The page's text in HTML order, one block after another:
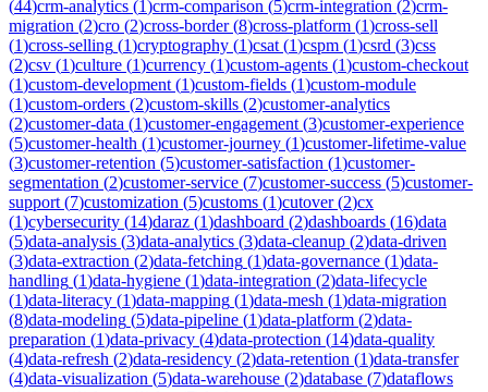
(44)crm-analytics (1)crm-comparison (5)crm-integration (2)crm-
migration (2)cro (2)cross-border(8)cross-platform (1)cross-sell
(1)cross-selling (1)cryptography (1)csat (1)cspm (1)csrd (3)css
(2)csv (1)culture (1)currency (1)custom-agents (1)custom-checkout
(1)custom-development (1)custom-fields (1)custom-module
(1)custom-orders (2)custom-skills (2)customer-analytics
(2)customer-data (1)customer-engagement (3)customer-experience
(5)customer-health (1)customer-journey (1)customer-lifetime-value
(3)customer-retention (5)customer-satisfaction (1)customer-
segmentation (2)customer-service (7)customer-success (5)customer-
support (7)customization (5)customs (1)cutover(2)cx
(1)cybersecurity (14)daraz (1)dashboard (2)dashboards (16)data
(5)data-analysis (3)data-analytics (3)data-cleanup (2)data-driven
(3)data-extraction (2)data-fetching (1)data-governance (1)data-
handling (1)data-hygiene (1)data-integration (2)data-lifecycle
(1)data-literacy (1)data-mapping (1)data-mesh (1)data-migration
(8)data-modeling (5)data-pipeline (1)data-platform (2)data-
preparation (1)data-privacy (4)data-protection (14)data-quality
(4)data-refresh (2)data-residency (2)data-retention (1)data-transfer
(4)data-visualization (5)data-warehouse (2)database (7)dataflows